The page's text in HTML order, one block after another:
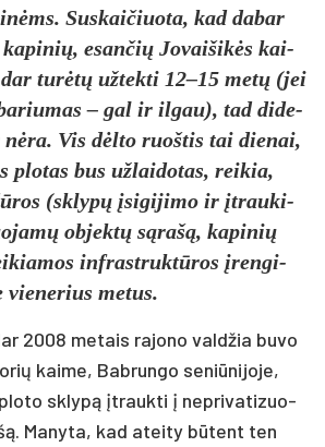
Sus­kai­čiuo­ta, kad da­bar
esan­čių Jo­vai­ši­kės kai­
tu­rė­tų už­tek­ti 12–15 me­tų (jei
– gal ir il­gau), tad di­de­
Vis dėl­to ruoš­tis tai die­nai,
plo­tas bus už­lai­do­tas, rei­kia,
(skly­pų įsi­gi­ji­mo ir įtrau­ki­
ob­jek­tų są­ra­šą, ka­pi­nių
inf­rast­ruk­tū­ros įren­gi­
me­tus.
2008 me­tais ra­jo­no val­džia bu­vo
kai­me, Bab­run­go se­niū­ni­jo­je,
skly­pą įtrauk­ti į ne­pri­va­ti­zuo­
Ma­ny­ta, kad atei­ty bū­tent ten